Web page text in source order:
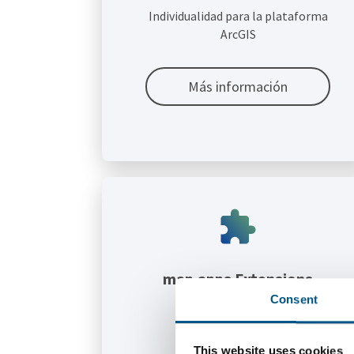
Consent
This website uses cookies
Individualidad para la plataforma
ArcGIS
Más información
map.apps Extensions
simplemente añadidas